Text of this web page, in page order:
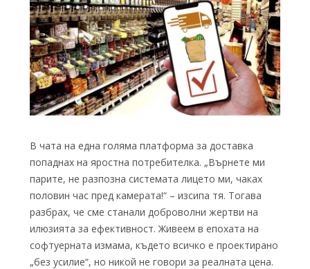
В чата на една голяма платформа за доставка
попаднах на яростна потребителка. „Върнете ми
парите, не разпозна системата лицето ми, чаках
половин час пред камерата!“ – изсипа тя. Тогава
разбрах, че сме станали доброволни жертви на
илюзията за ефективност. Живеем в епохата на
софтуерната измама, където всичко е проектирано
„без усилие“, но никой не говори за реалната цена.